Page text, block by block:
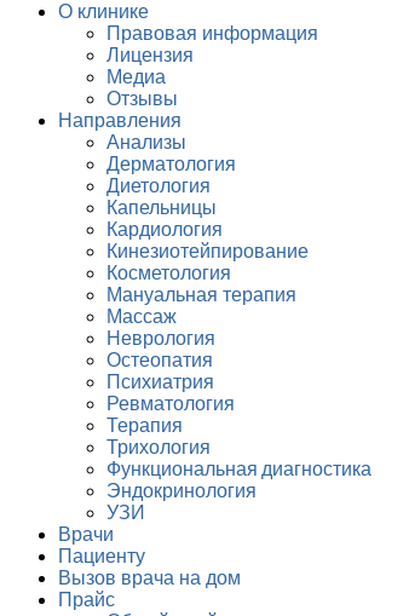
О клинике
Правовая информация
Лицензия
Медиа
Отзывы
Направления
Анализы
Дерматология
Диетология
Капельницы
Кардиология
Кинезиотейпирование
Косметология
Мануальная терапия
Массаж
Неврология
Остеопатия
Психиатрия
Ревматология
Терапия
Трихология
Функциональная диагностика
Эндокринология
УЗИ
Врачи
Пациенту
Вызов врача на дом
Прайс